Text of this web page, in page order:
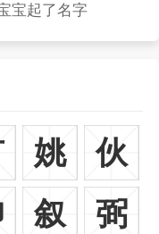
宝起了名字
姚
伙
叙
弼